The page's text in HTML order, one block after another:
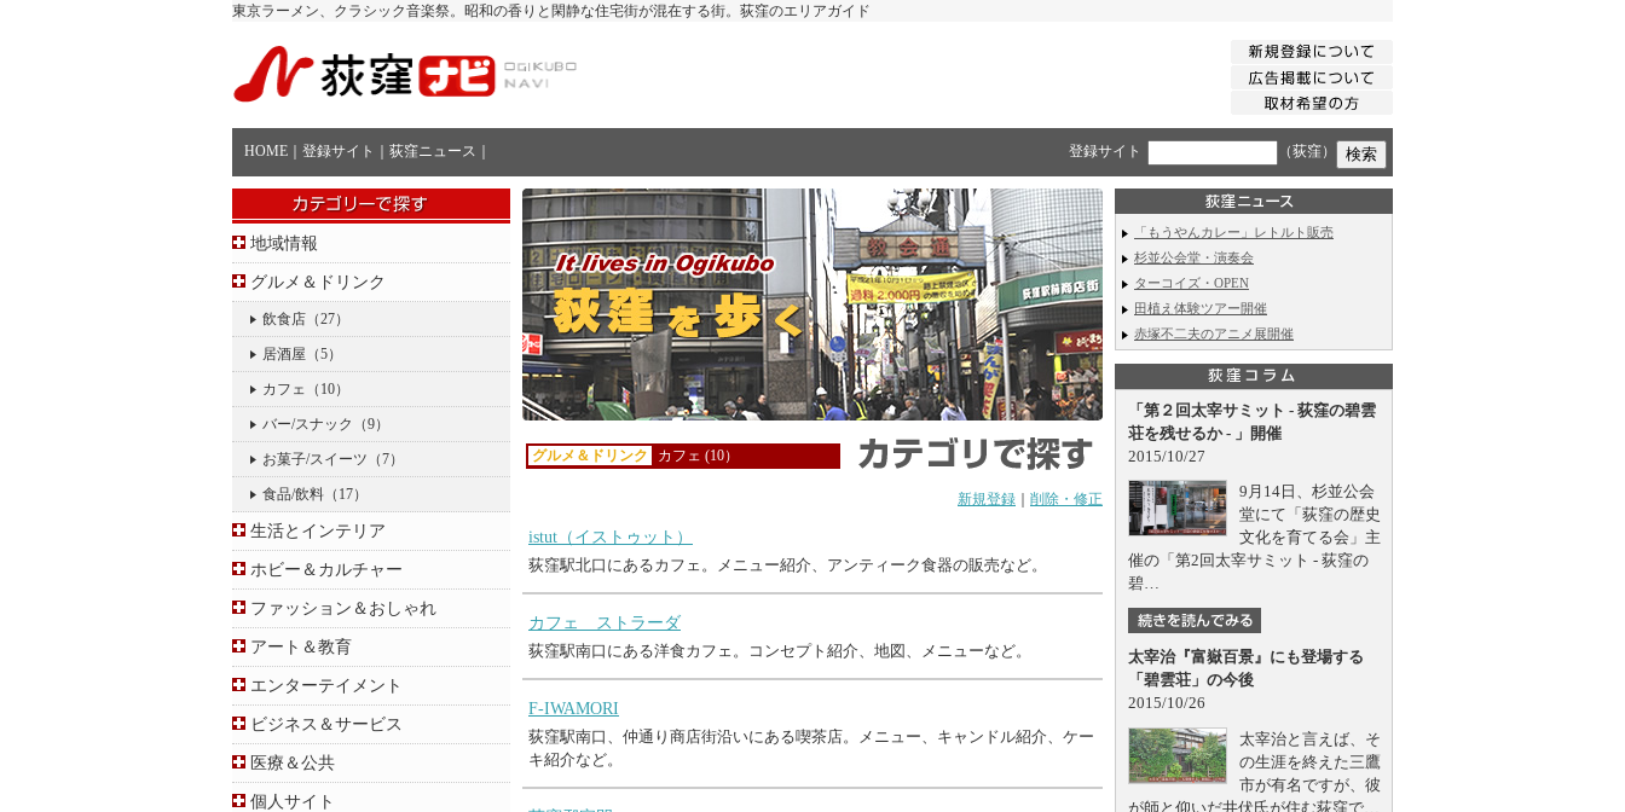
東京ラーメン、クラシック音楽祭。昭和の香りと閑静な住宅街が混在する街。荻窪のエリアガイド
HOME 登録サイト 荻窪ニュース 登録サイト （荻窪）
地域情報
グルメ＆ドリンク
飲食店 （27）
居酒屋 （5）
カフェ （10）
バー/スナック （9）
お菓子/スイーツ （7）
食品/飲料 （17）
生活とインテリア
ホビー＆カルチャー
ファッション＆おしゃれ
アート＆教育
エンターテイメント
ビジネス＆サービス
医療＆公共
個人サイト
グルメ＆ドリンク カフェ (10）
新規登録 削除・修正
istut（イストゥット）
荻窪駅北口にあるカフェ。メニュー紹介、アンティーク食器の販売など。
カフェ ストラーダ
荻窪駅南口にある洋食カフェ。コンセプト紹介、地図、メニューなど。
F-IWAMORI
荻窪駅南口、仲通り商店街沿いにある喫茶店。メニュー、キャンドル紹介、ケー
キ紹介など。
「もうやんカレー」レトルト販売
杉並公会堂・演奏会
ターコイズ・OPEN
田植え体験ツアー開催
赤塚不二夫のアニメ展開催
「第２回太宰サミット - 荻窪の碧雲
荘を残せるか - 」開催
2015/10/27
9月14日、杉並公会
堂にて「荻窪の歴史
文化を育てる会」主
催の「第2回太宰サミット - 荻窪の
碧…
太宰治『富嶽百景』にも登場する
「碧雲荘」の今後
2015/10/26
太宰治と言えば、そ
の生涯を終えた三鷹
市が有名ですが、彼
が師と仰いだ井伏氏が住む荻窪で…